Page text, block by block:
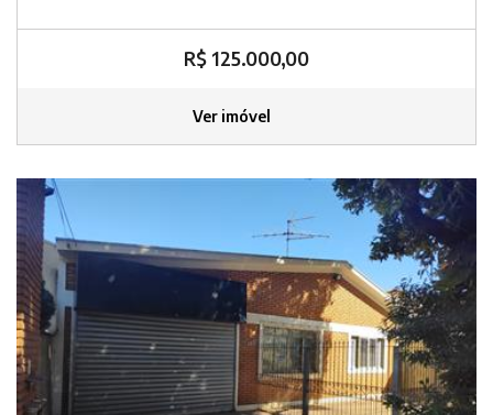
R$ 125.000,00
Ver imóvel